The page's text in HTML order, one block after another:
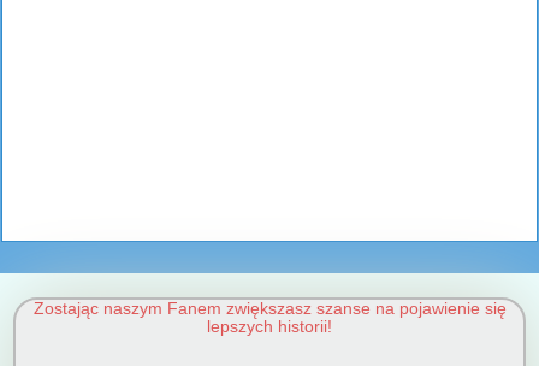
Zostając naszym Fanem zwiększasz szanse na pojawienie się
lepszych historii!